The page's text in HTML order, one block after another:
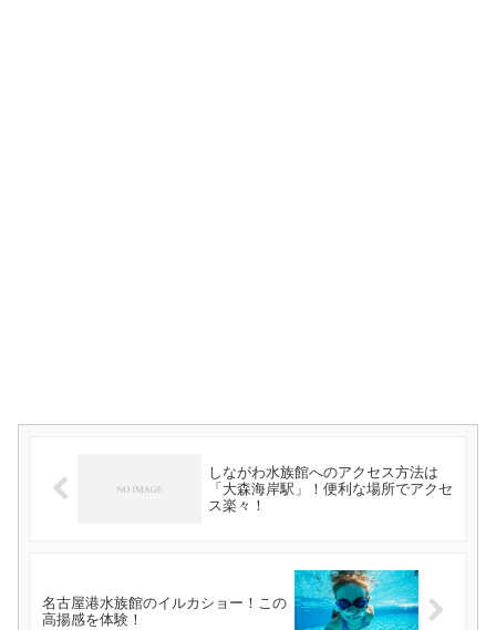
しながわ水族館へのアクセス方法は
「大森海岸駅」！便利な場所でアクセ
ス楽々！
名古屋港水族館のイルカショー！この
高揚感を体験！